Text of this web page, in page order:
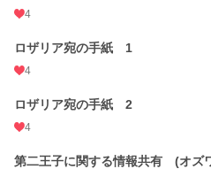
4
ロザリア宛の手紙 1
4
ロザリア宛の手紙 2
4
第二王子に関する情報共有 (オズ